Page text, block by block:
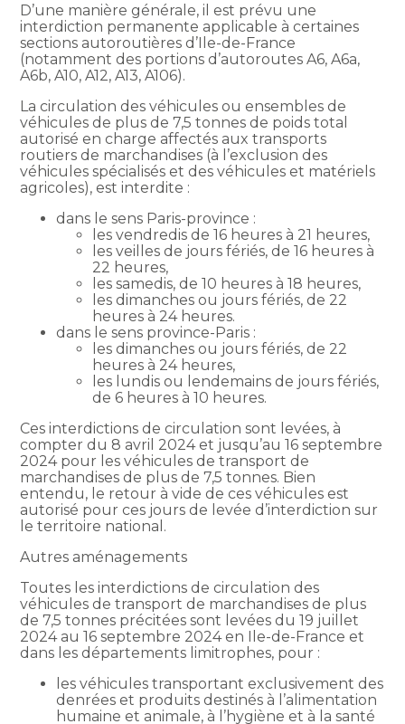
D’une manière générale, il est prévu une
interdiction permanente applicable à certaines
sections autoroutières d’Ile-de-France
(notamment des portions d’autoroutes A6, A6a,
A6b, A10, A12, A13, A106).
La circulation des véhicules ou ensembles de
véhicules de plus de 7,5 tonnes de poids total
autorisé en charge affectés aux transports
routiers de marchandises (à l’exclusion des
véhicules spécialisés et des véhicules et matériels
agricoles), est interdite :
dans le sens Paris-province :
les vendredis de 16 heures à 21 heures,
les veilles de jours fériés, de 16 heures à
22 heures,
les samedis, de 10 heures à 18 heures,
les dimanches ou jours fériés, de 22
heures à 24 heures.
dans le sens province-Paris :
les dimanches ou jours fériés, de 22
heures à 24 heures,
les lundis ou lendemains de jours fériés,
de 6 heures à 10 heures.
Ces interdictions de circulation sont levées, à
compter du 8 avril 2024 et jusqu’au 16 septembre
2024 pour les véhicules de transport de
marchandises de plus de 7,5 tonnes. Bien
entendu, le retour à vide de ces véhicules est
autorisé pour ces jours de levée d’interdiction sur
le territoire national.
Autres aménagements
Toutes les interdictions de circulation des
véhicules de transport de marchandises de plus
de 7,5 tonnes précitées sont levées du 19 juillet
2024 au 16 septembre 2024 en Ile-de-France et
dans les départements limitrophes, pour :
les véhicules transportant exclusivement des
denrées et produits destinés à l’alimentation
humaine et animale, à l’hygiène et à la santé